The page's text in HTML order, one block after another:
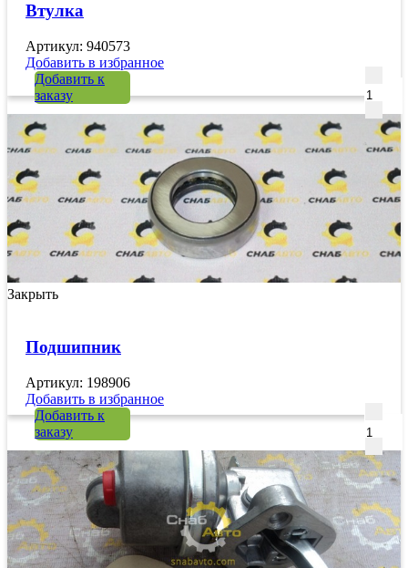
Втулка
Артикул: 940573
Добавить в избранное
Добавить к
заказу
Закрыть
Подшипник
Артикул: 198906
Добавить в избранное
Добавить к
заказу